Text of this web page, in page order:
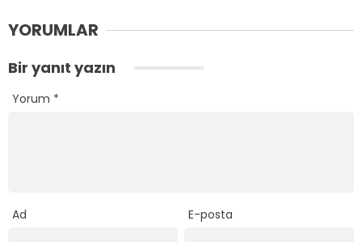
YORUMLAR
Bir yanıt yazın
Yorum *
Ad E-posta